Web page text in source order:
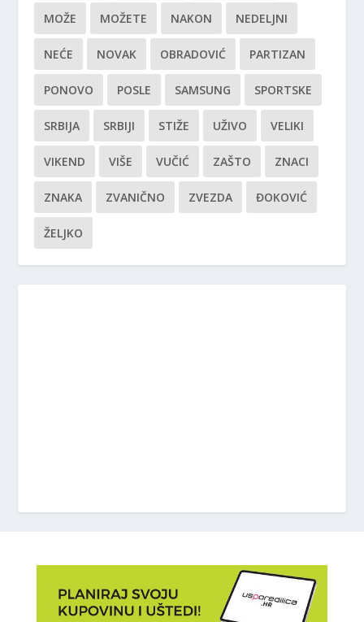
MOŽE MOŽETE NAKON NEDELJNI
NEĆE NOVAK OBRADOVIĆ PARTIZAN
PONOVO POSLE SAMSUNG SPORTSKE
SRBIJA SRBIJI STIŽE UŽIVO VELIKI
VIKEND VIŠE VUČIĆ ZAŠTO ZNACI
ZNAKA ZVANIČNO ZVEZDA ĐOKOVIĆ
ŽELJKO